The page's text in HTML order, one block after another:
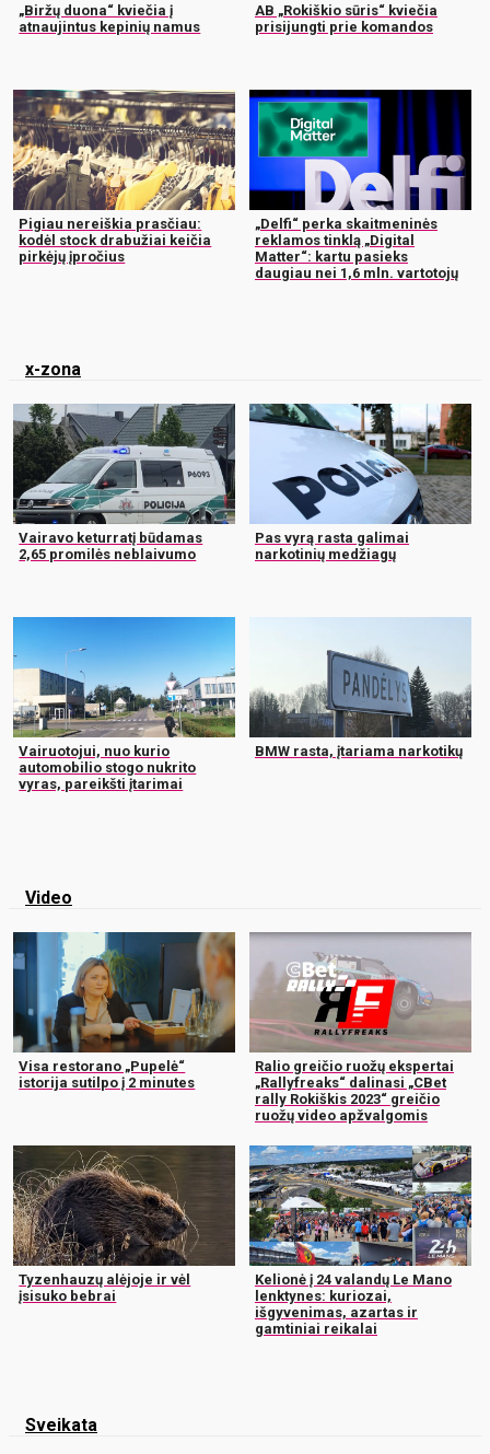
„Biržų duona“ kviečia į
atnaujintus kepinių namus
AB „Rokiškio sūris“ kviečia
prisijungti prie komandos
Pigiau nereiškia prasčiau:
kodėl stock drabužiai keičia
pirkėjų įpročius
„Delfi“ perka skaitmeninės
reklamos tinklą „Digital
Matter“: kartu pasieks
daugiau nei 1,6 mln. vartotojų
x-zona
Vairavo keturratį būdamas
2,65 promilės neblaivumo
Pas vyrą rasta galimai
narkotinių medžiagų
Vairuotojui, nuo kurio
automobilio stogo nukrito
vyras, pareikšti įtarimai
BMW rasta, įtariama narkotikų
Video
Visa restorano „Pupelė“
istorija sutilpo į 2 minutes
Ralio greičio ruožų ekspertai
„Rallyfreaks“ dalinasi „CBet
rally Rokiškis 2023“ greičio
ruožų video apžvalgomis
Tyzenhauzų alėjoje ir vėl
įsisuko bebrai
Kelionė į 24 valandų Le Mano
lenktynes: kuriozai,
išgyvenimas, azartas ir
gamtiniai reikalai
Sveikata